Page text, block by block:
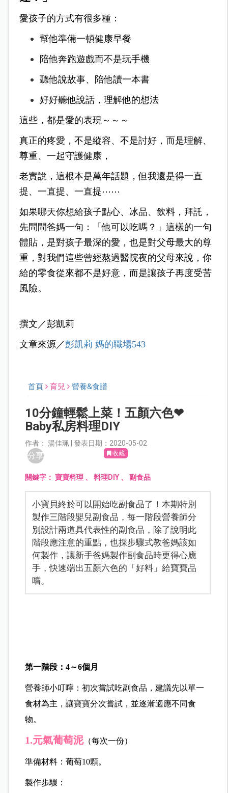
愛孩子的方式有很多種：
幫他準備一頓健康早餐
陪他奔跑遊戲而不是玩手機
聽他說故事、陪他讀一本書
好好聽他說話，理解他的想法
這些，都是愛的表現～～～
真正的疼愛，不是縱容、不是討好， 而是理解、
尊重、一起守護健康，
老實說，這根本是萬年話題，但我還是得一直
提、一直提、一直提⋯⋯
如果哪天你想給孩子點心、冰品、飲料， 拜託，
先問問爸媽一句：「他可以吃嗎？」 這樣的一句
體貼，是對孩子最深的愛，也是對父母最大的尊
重， 對我們這些曾經熬過醫院夜的父母來說，你
給的零食從來都不是好意，而是讓孩子再度受苦
風險。
撰文／彭凱莉
文章來源／彭凱莉 媽的職場543
首頁 育兒 營養&食譜
10分鐘輕鬆上菜！五顏六色❤
Baby私房料理DIY
作者： 湯佳珮­ | 發表日期：2020-05-02
分享 收藏
關鍵字：寶寶料理 、料理DIY 、副食品
小寶貝終於可以開始吃副食品了！本期特別
製作三階段嬰兒副食品，每一階段營養師分
別設計兩道具代表性的副食品，除了說明此
階段應注意的重點，也採步驟式教爸媽該如
何製作，讓新手爸媽製作副食品時更得心應
手，快速端出五顏六色的「好料」給寶寶品
嚐。
第一階段：4～6個月
營養師小叮嚀：初次嘗試吃副食品，建議先以單一